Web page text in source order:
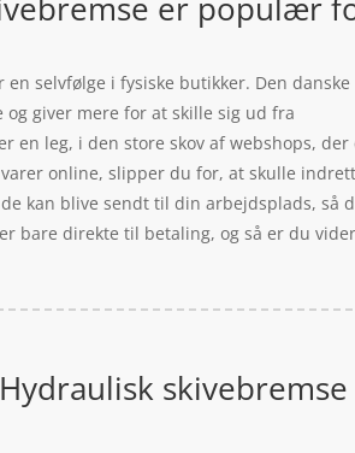
selvfølge i fysiske butikker. Den danske
giver mere for at skille sig ud fra
en leg, i den store skov af webshops, der
online, slipper du for, at skulle
kan blive sendt til din arbejdsplads, så
bare direkte til betaling, og så er du
skivebremse